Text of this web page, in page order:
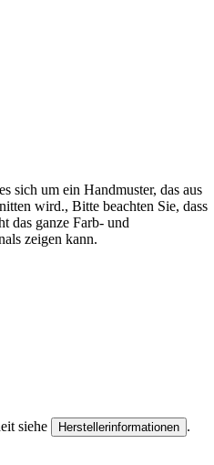
sich um ein Handmuster, das aus
wird., Bitte beachten Sie, dass
das ganze Farb- und
zeigen kann.
siehe Herstellerinformationen .